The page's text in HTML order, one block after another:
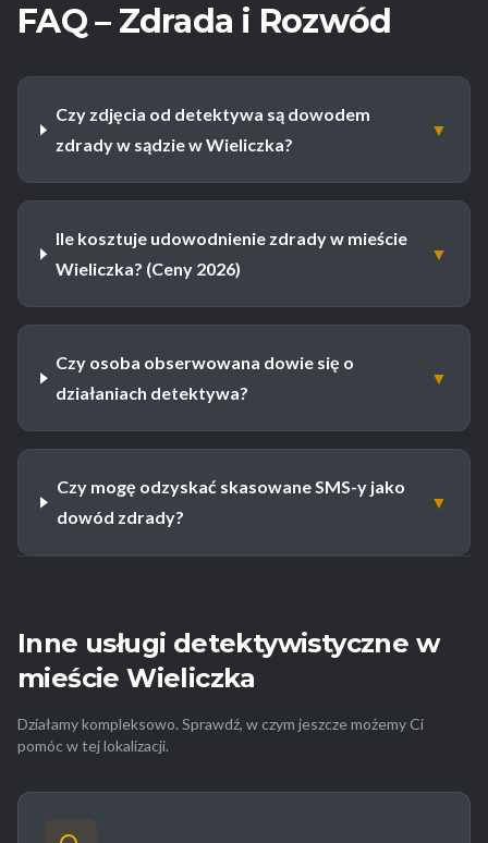
FAQ – Zdrada i Rozwód
Czy zdjęcia od detektywa są dowodem
zdrady w sądzie w Wieliczka?
▼
Ile kosztuje udowodnienie zdrady w mieście
Wieliczka? (Ceny 2026)
▼
Czy osoba obserwowana dowie się o
działaniach detektywa?
▼
Czy mogę odzyskać skasowane SMS-y jako
dowód zdrady?
▼
Inne usługi detektywistyczne w
mieście Wieliczka
Działamy kompleksowo. Sprawdź, w czym jeszcze możemy Ci
pomóc w tej lokalizacji.